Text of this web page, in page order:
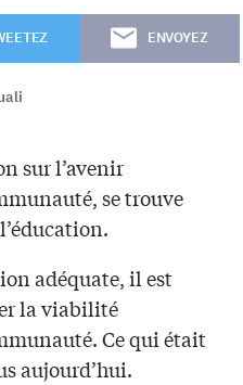
ENVOYEZ
sur l’avenir
se trouve
adéquate, il est
la viabilité
Ce qui était
aujourd’hui.